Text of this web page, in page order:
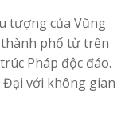
tượng của Vũng
phố từ trên
Pháp độc đáo.
Đại với không gian